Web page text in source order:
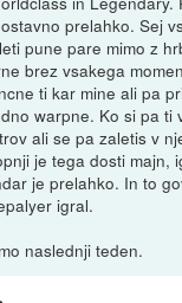
prelahko. Sej
pune pare mimo z
brez vsakega
ti kar mine ali pa
warpne. Ko si pa ti
ali se pa zaletis v
je tega dosti majn,
je prelahko. In to
igral.
naslednji teden.